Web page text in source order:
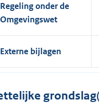
Regeling onder de
Omgevingswet
Externe bijlagen